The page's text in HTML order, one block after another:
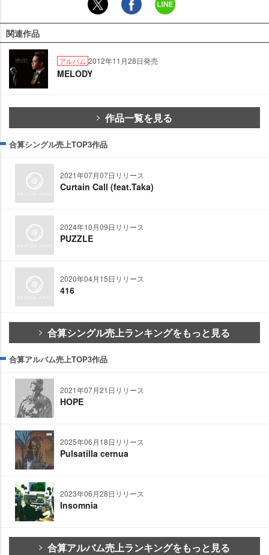
関連作品
アルバム 2012年11月28日発売
MELODY
作品一覧を見る
合算シングル売上TOP3作品
2021年07月07日リリース
Curtain Call (feat.Taka)
2024年10月09日リリース
PUZZLE
2020年04月15日リリース
416
合算シングル売上ランキングをもっと見る
合算アルバム売上TOP3作品
2021年07月21日リリース
HOPE
2025年06月18日リリース
Pulsatilla cernua
2023年06月28日リリース
Insomnia
合算アルバム売上ランキングをもっと見る